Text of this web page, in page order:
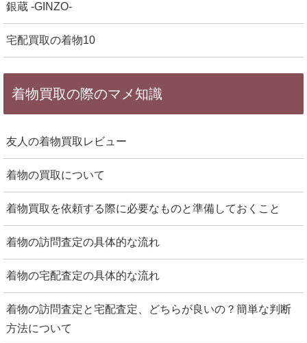
銀蔵 -GINZO-
宅配買取の着物10
着物買取の際のマメ知識
友人の着物買取レビュー
着物の買取について
着物買取を依頼する際に必要なものと準備しておくこと
着物の訪問査定の具体的な流れ
着物の宅配査定の具体的な流れ
着物の訪問査定と宅配査定、どちらが良いの？簡単な判断
方法について